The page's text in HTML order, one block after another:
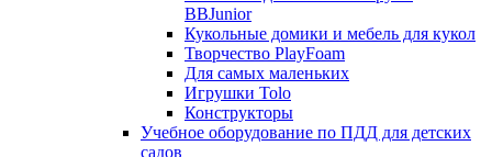
BBJunior
Кукольные домики и мебель для кукол
Творчество PlayFoam
Для самых маленьких
Игрушки Tolo
Конструкторы
Учебное оборудование по ПДД для детских
садов